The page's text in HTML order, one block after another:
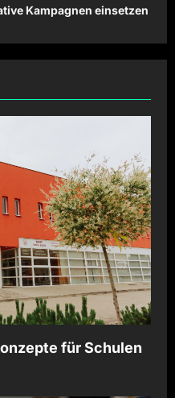
Kampagnen einsetzen
für Schulen